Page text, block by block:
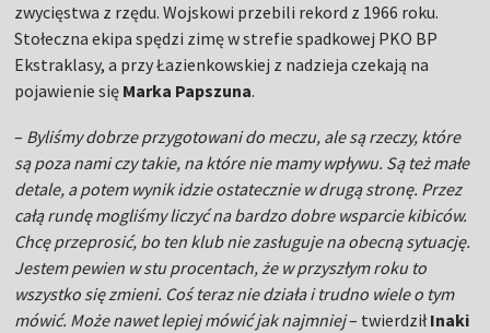
zwycięstwa z rzędu. Wojskowi przebili rekord z 1966 roku.
Stołeczna ekipa spędzi zimę w strefie spadkowej PKO BP
Ekstraklasy, a przy Łazienkowskiej z nadzieja czekają na
pojawienie się Marka Papszuna.
– Byliśmy dobrze przygotowani do meczu, ale są rzeczy, które
są poza nami czy takie, na które nie mamy wpływu. Są też małe
detale, a potem wynik idzie ostatecznie w drugą stronę. Przez
całą rundę mogliśmy liczyć na bardzo dobre wsparcie kibiców.
Chcę przeprosić, bo ten klub nie zasługuje na obecną sytuację.
Jestem pewien w stu procentach, że w przyszłym roku to
wszystko się zmieni. Coś teraz nie działa i trudno wiele o tym
mówić. Może nawet lepiej mówić jak najmniej– twierdziłInaki